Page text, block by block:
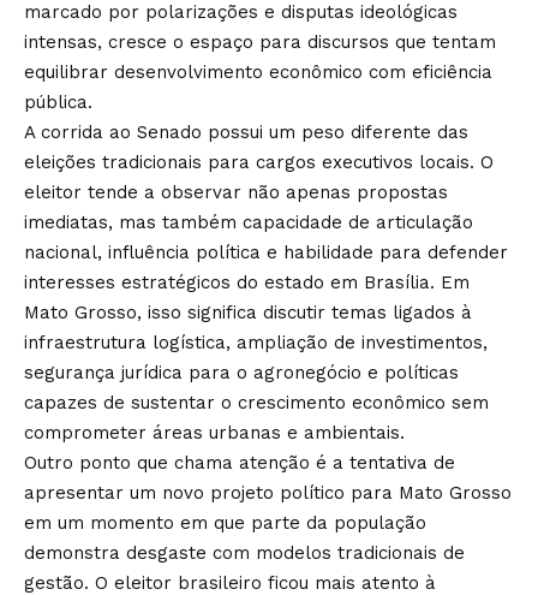
marcado por polarizações e disputas ideológicas
intensas, cresce o espaço para discursos que tentam
equilibrar desenvolvimento econômico com eficiência
pública.
A corrida ao Senado possui um peso diferente das
eleições tradicionais para cargos executivos locais. O
eleitor tende a observar não apenas propostas
imediatas, mas também capacidade de articulação
nacional, influência política e habilidade para defender
interesses estratégicos do estado em Brasília. Em
Mato Grosso, isso significa discutir temas ligados à
infraestrutura logística, ampliação de investimentos,
segurança jurídica para o agronegócio e políticas
capazes de sustentar o crescimento econômico sem
comprometer áreas urbanas e ambientais.
Outro ponto que chama atenção é a tentativa de
apresentar um novo projeto político para Mato Grosso
em um momento em que parte da população
demonstra desgaste com modelos tradicionais de
gestão. O eleitor brasileiro ficou mais atento à